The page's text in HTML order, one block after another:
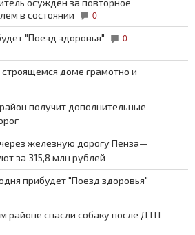
в состоянии
0
"Поезд здоровья" 0
строящемся доме грамотно и
получит дополнительные
железную дорогу Пенза—
за 315,8 млн рублей
прибудет "Поезд здоровья"
районе спасли собаку после ДТП